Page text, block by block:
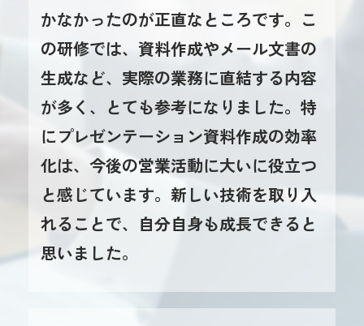
かなかったのが正直なところです。こ
の研修では、資料作成やメール文書の
生成など、実際の業務に直結する内容
が多く、とても参考になりました。特
にプレゼンテーション資料作成の効率
化は、今後の営業活動に大いに役立つ
と感じています。新しい技術を取り入
れることで、自分自身も成長できると
思いました。